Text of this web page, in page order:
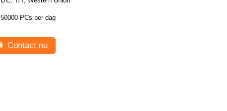
50000 PCs per dag
Contact nu